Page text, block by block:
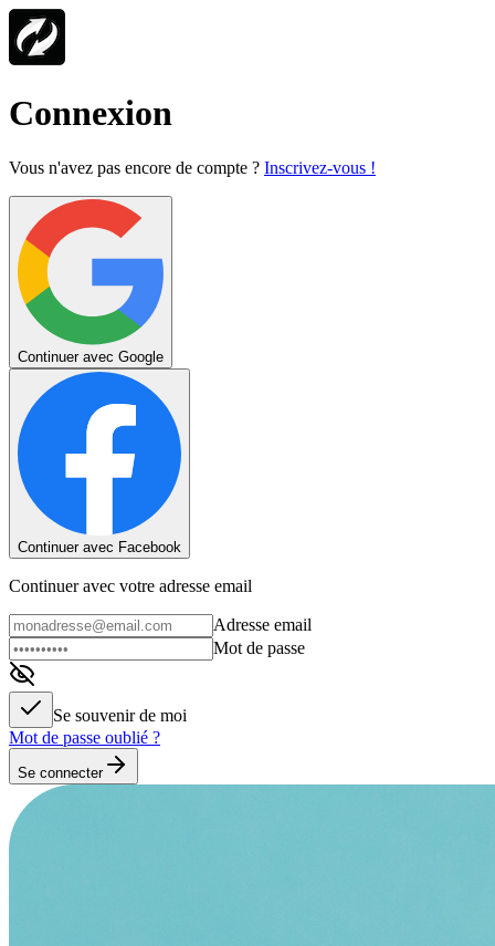
Connexion
Vous n'avez pas encore de compte ? Inscrivez-vous !
Continuer avec Google
Continuer avec Facebook
Continuer avec votre adresse email
Adresse email
Mot de passe
Se souvenir de moi
Mot de passe oublié ?
Se connecter